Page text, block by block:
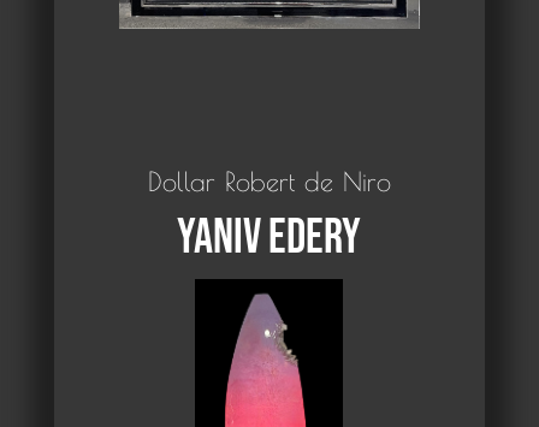
Dollar Robert de Niro
Yaniv Edery